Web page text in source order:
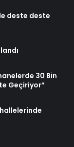
deste deste
30 Bin
Geçiriyor”